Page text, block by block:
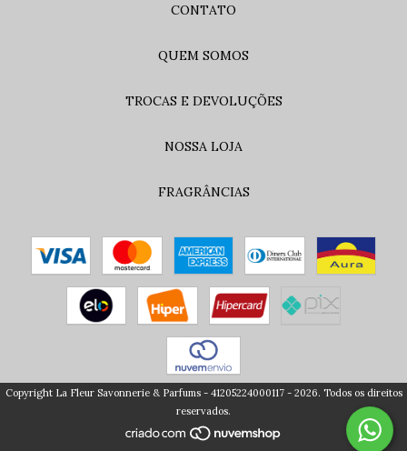
CONTATO
QUEM SOMOS
TROCAS E DEVOLUÇÕES
NOSSA LOJA
FRAGRÂNCIAS
Copyright La Fleur Savonnerie & Parfums - 41205224000117 - 2026. Todos os direitos
reservados.